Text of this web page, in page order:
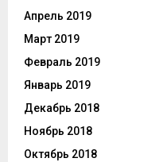
Апрель 2019
Март 2019
Февраль 2019
Январь 2019
Декабрь 2018
Ноябрь 2018
Октябрь 2018